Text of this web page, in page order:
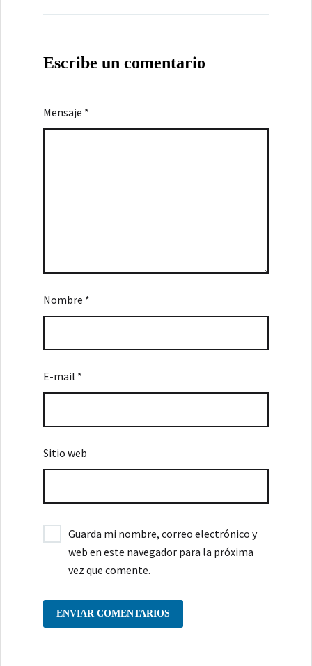
Escribe un comentario
Mensaje *
Nombre *
E-mail *
Sitio web
Guarda mi nombre, correo electrónico y
web en este navegador para la próxima
vez que comente.
ENVIAR COMENTARIOS